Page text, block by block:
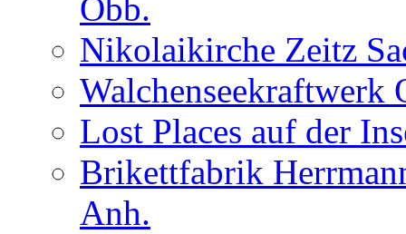
Obb.
Nikolaikirche Zeitz
Walchenseekraftwerk
Lost Places auf der
Brikettfabrik
Anh.